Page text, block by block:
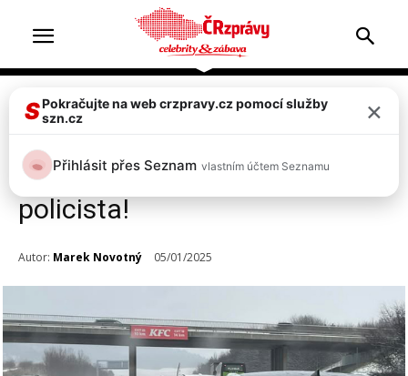
Doprava & nehody Top 2
Neštěstí: Při nehodě na dálnici
D5 u Heřmanovy Hutě zemřel
policista!
Autor: Marek Novotný 05/01/2025
SPokračujte na web crzpravy.cz pomocí služby
szn.cz
×
Přihlásit přes Seznam vlastním účtem Seznamu